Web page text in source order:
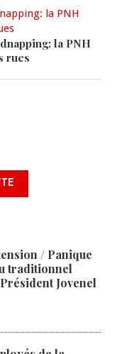
la PNH
rues
/ Panique
traditionnel
Jovenel